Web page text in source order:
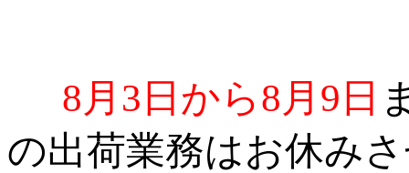
8月3日から8月9日
の出荷業務はお休み